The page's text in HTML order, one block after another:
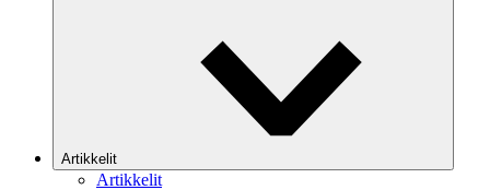
Artikkelit
Artikkelit